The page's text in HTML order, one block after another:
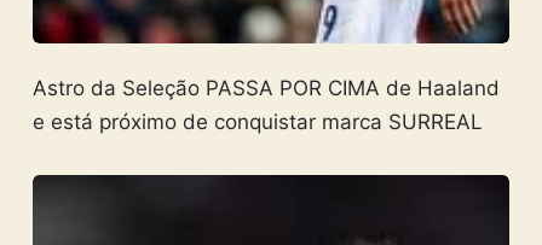
Astro da Seleção PASSA POR CIMA de Haaland
e está próximo de conquistar marca SURREAL